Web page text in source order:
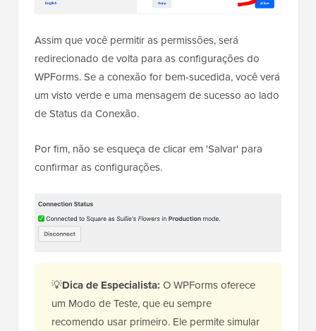
Assim que você permitir as permissões, será
redirecionado de volta para as configurações do
WPForms. Se a conexão for bem-sucedida, você verá
um visto verde e uma mensagem de sucesso ao lado
de Status da Conexão.
Por fim, não se esqueça de clicar em 'Salvar' para
confirmar as configurações.
💡Dica de Especialista: O WPForms oferece
um Modo de Teste, que eu sempre
recomendo usar primeiro. Ele permite simular